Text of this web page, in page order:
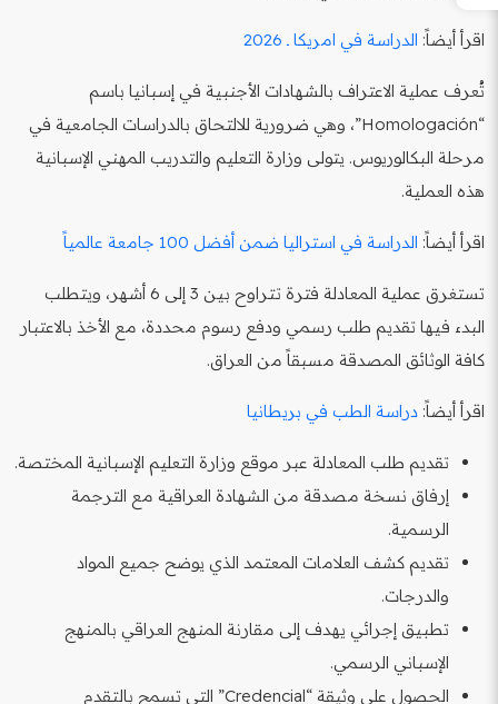
اقرأ أيضاً: الدراسة في امريكا ـ 2026
تُعرف عملية الاعتراف بالشهادات الأجنبية في إسبانيا باسم
“Homologación”، وهي ضرورية للالتحاق بالدراسات الجامعية في
مرحلة البكالوريوس. يتولى وزارة التعليم والتدريب المهني الإسبانية
هذه العملية.
اقرأ أيضاً: الدراسة في استراليا ضمن أفضل 100 جامعة عالمياً
تستغرق عملية المعادلة فترة تتراوح بين 3 إلى 6 أشهر، ويتطلب
البدء فيها تقديم طلب رسمي ودفع رسوم محددة، مع الأخذ بالاعتبار
كافة الوثائق المصدقة مسبقاً من العراق.
اقرأ أيضاً: دراسة الطب في بريطانيا
تقديم طلب المعادلة عبر موقع وزارة التعليم الإسبانية المختصة.
إرفاق نسخة مصدقة من الشهادة العراقية مع الترجمة
الرسمية.
تقديم كشف العلامات المعتمد الذي يوضح جميع المواد
والدرجات.
تطبيق إجرائي يهدف إلى مقارنة المنهج العراقي بالمنهج
الإسباني الرسمي.
الحصول على وثيقة “Credencial” التي تسمح بالتقدم